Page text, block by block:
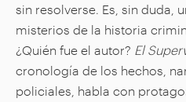
sin resolverse. Es, sin duda,
misterios de la historia
¿Quién fue el autor? El
cronología de los hechos,
policiales, habla con